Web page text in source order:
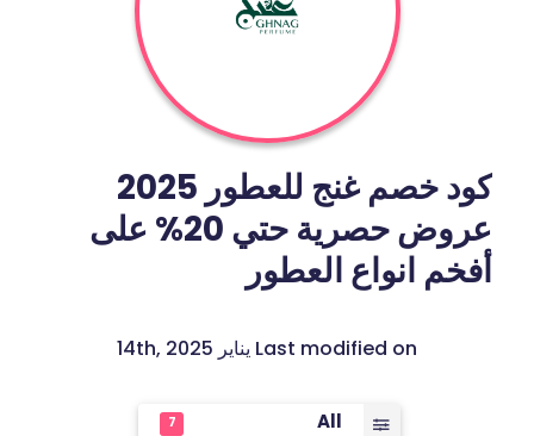
كود خصم غنج للعطور 2025
عروض حصرية حتي 20% على
أفخم انواع العطور
Last modified on يناير 14th, 2025
All
7